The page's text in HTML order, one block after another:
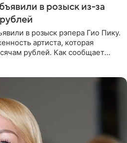
в розыск из-за
в розыск рэпера Гио Пику.
артиста, которая
рублей. Как сообщает